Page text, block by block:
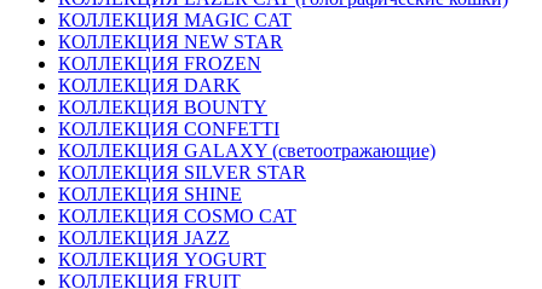
КОЛЛЕКЦИЯ MAGIC CAT
КОЛЛЕКЦИЯ NEW STAR
КОЛЛЕКЦИЯ FROZEN
КОЛЛЕКЦИЯ DARK
КОЛЛЕКЦИЯ BOUNTY
КОЛЛЕКЦИЯ CONFETTI
КОЛЛЕКЦИЯ GALAXY (светоотражающие)
КОЛЛЕКЦИЯ SILVER STAR
КОЛЛЕКЦИЯ SHINE
КОЛЛЕКЦИЯ COSMO CAT
КОЛЛЕКЦИЯ JAZZ
КОЛЛЕКЦИЯ YOGURT
КОЛЛЕКЦИЯ FRUIT